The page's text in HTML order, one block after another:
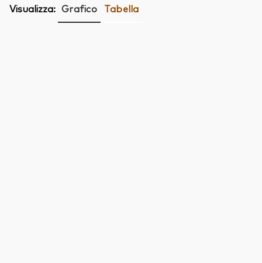
Visualizza: Grafico Tabella